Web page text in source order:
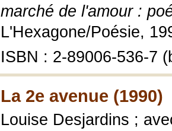
marché de l'amour :
L'Hexagone/Poésie,
ISBN : 2-89006-536-7
La 2e avenue (1990)
Louise Desjardins ;